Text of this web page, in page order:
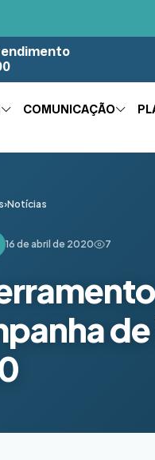
COMUNICAÇÃO
›Notícias
16 de abril de 2020 7